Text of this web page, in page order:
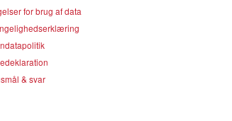
for brug af data
& svar